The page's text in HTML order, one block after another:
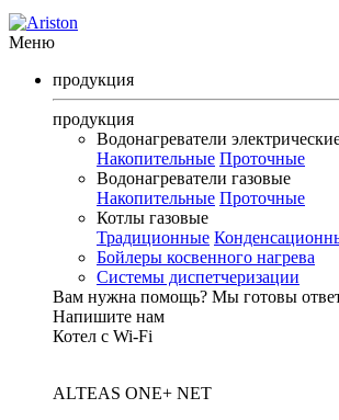
Меню
продукция
продукция
Водонагреватели
Накопительные Проточные
Водонагреватели газовые
Накопительные Проточные
Котлы газовые
Традиционные
Бойлеры косвенного нагрева
Системы диспетчеризации
Вам нужна помощь? Мы готовы
Напишите нам
Котел с Wi-Fi
ALTEAS ONE+ NET